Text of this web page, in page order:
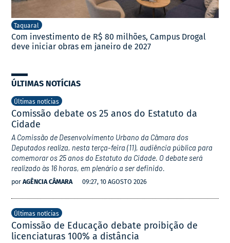
Taquaral
Com investimento de R$ 80 milhões, Campus Drogal
deve iniciar obras em janeiro de 2027
ÚLTIMAS NOTÍCIAS
Últimas notícias
Comissão debate os 25 anos do Estatuto da
Cidade
A Comissão de Desenvolvimento Urbano da Câmara dos
Deputados realiza, nesta terça-feira (11), audiência pública para
comemorar os 25 anos do Estatuto da Cidade. O debate será
realizado às 16 horas, em plenário a ser definido.
por AGÊNCIA CÂMARA 09:27, 10 AGOSTO 2026
Últimas notícias
Comissão de Educação debate proibição de
licenciaturas 100% a distância